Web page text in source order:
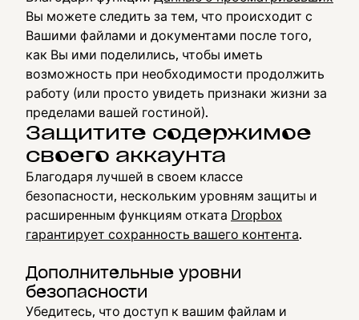
Вы можете следить за тем, что происходит с
Вашими файлами и документами после того,
как Вы ими поделились, чтобы иметь
возможность при необходимости продолжить
работу (или просто увидеть признаки жизни за
пределами вашей гостиной).
Защитите содержимое
своего аккаунта
Благодаря лучшей в своем классе
безопасности, нескольким уровням защиты и
расширенным функциям отката Dropbox
гарантирует сохранность вашего контента.
Дополнительные уровни
безопасности
Убедитесь, что доступ к вашим файлам и